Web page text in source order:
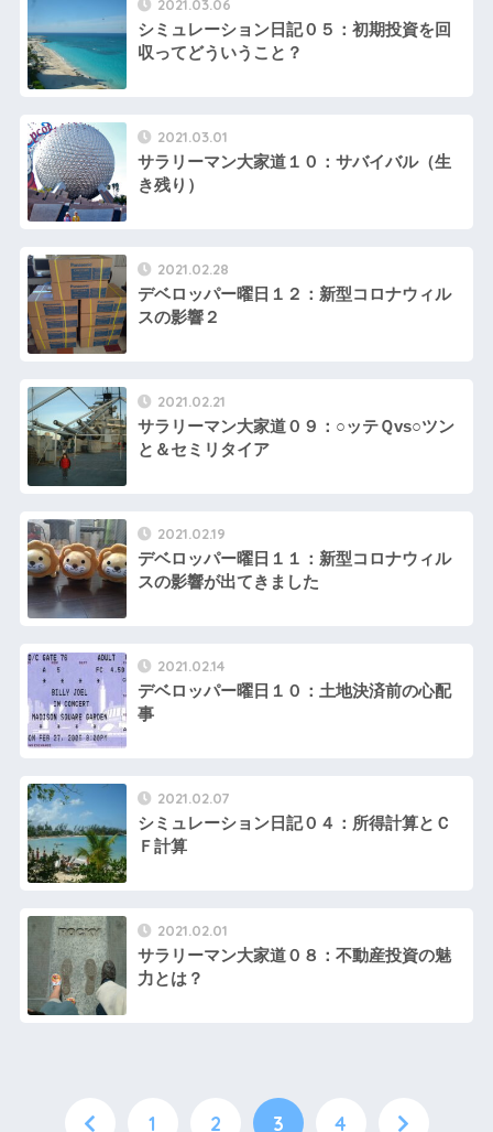
2021.03.06
シミュレーション日記０５：初期投資を回
収ってどういうこと？
2021.03.01
サラリーマン大家道１０：サバイバル（生
き残り）
2021.02.28
デベロッパー曜日１２：新型コロナウィル
スの影響２
2021.02.21
サラリーマン大家道０９：○ッテＱvs○ツン
と＆セミリタイア
2021.02.19
デベロッパー曜日１１：新型コロナウィル
スの影響が出てきました
2021.02.14
デベロッパー曜日１０：土地決済前の心配
事
2021.02.07
シミュレーション日記０４：所得計算とＣ
Ｆ計算
2021.02.01
サラリーマン大家道０８：不動産投資の魅
力とは？
1 2 3 4